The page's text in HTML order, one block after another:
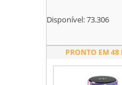
Disponível:73.306
PRONTO EM 48